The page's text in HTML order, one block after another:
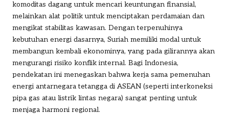
komoditas dagang untuk mencari keuntungan finansial,
melainkan alat politik untuk menciptakan perdamaian dan
mengikat stabilitas kawasan. Dengan terpenuhinya
kebutuhan energi dasarnya, Suriah memiliki modal untuk
membangun kembali ekonominya, yang pada gilirannya akan
mengurangi risiko konflik internal. Bagi Indonesia,
pendekatan ini menegaskan bahwa kerja sama pemenuhan
energi antarnegara tetangga di ASEAN (seperti interkoneksi
pipa gas atau listrik lintas negara) sangat penting untuk
menjaga harmoni regional.